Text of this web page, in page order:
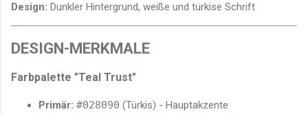
Design: Dunkler Hintergrund, weiße und türkise Schrift
DESIGN-MERKMALE
Farbpalette "Teal Trust"
Primär: #028090 (Türkis) - Hauptakzente